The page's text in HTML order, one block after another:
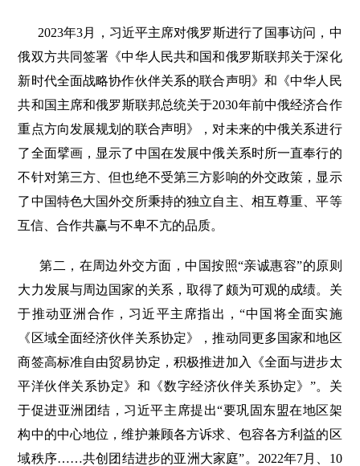
2023年3月，习近平主席对俄罗斯进行了国事访问，中
俄双方共同签署《中华人民共和国和俄罗斯联邦关于深化
新时代全面战略协作伙伴关系的联合声明》和《中华人民
共和国主席和俄罗斯联邦总统关于2030年前中俄经济合作
重点方向发展规划的联合声明》，对未来的中俄关系进行
了全面擘画，显示了中国在发展中俄关系时所一直奉行的
不针对第三方、但也绝不受第三方影响的外交政策，显示
了中国特色大国外交所秉持的独立自主、相互尊重、平等
互信、合作共赢与不卑不亢的品质。
第二，在周边外交方面，中国按照“亲诚惠容”的原则
大力发展与周边国家的关系，取得了颇为可观的成绩。关
于推动亚洲合作，习近平主席指出，“中国将全面实施
《区域全面经济伙伴关系协定》，推动同更多国家和地区
商签高标准自由贸易协定，积极推进加入《全面与进步太
平洋伙伴关系协定》和《数字经济伙伴关系协定》”。关
于促进亚洲团结，习近平主席提出“要巩固东盟在地区架
构中的中心地位，维护兼顾各方诉求、包容各方利益的区
域秩序……共创团结进步的亚洲大家庭”。2022年7月、10